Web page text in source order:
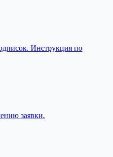
Инструкция по
заявки.